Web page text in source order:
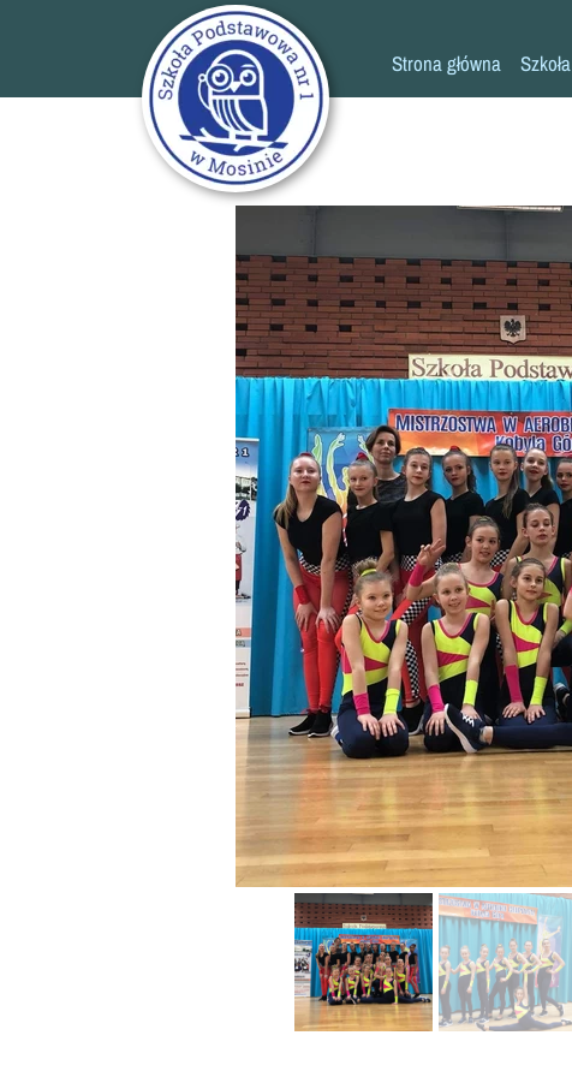
Strona główna Szkoła